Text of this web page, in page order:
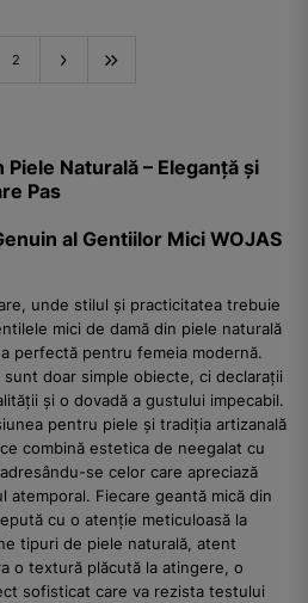
2
Naturală – Eleganță și
Pas
al Gentiilor Mici WOJAS
unde stilul și practicitatea trebuie
mici de damă din piele naturală
perfectă pentru femeia modernă.
doar simple obiecte, ci declarații
și o dovadă a gustului impecabil.
pentru piele și tradiția artizanală
combină estetica de neegalat cu
se celor care apreciază
atemporal. Fiecare geantă mică din
cu o atenție meticuloasă la
tipuri de piele naturală, atent
o textură plăcută la atingere, o
sofisticat care va rezista testului